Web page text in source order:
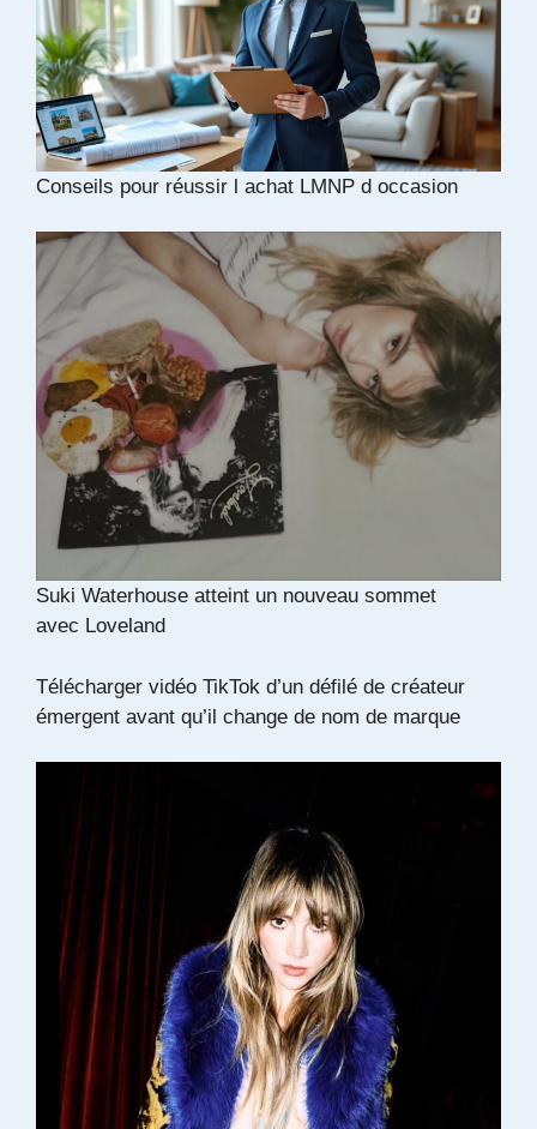
Conseils pour réussir l achat LMNP d occasion
Suki Waterhouse atteint un nouveau sommet
avec Loveland
Télécharger vidéo TikTok d’un défilé de créateur
émergent avant qu’il change de nom de marque